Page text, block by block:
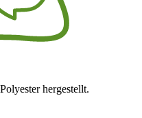
hergestellt.